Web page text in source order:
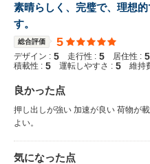
素晴らしく、完璧で、理想
す。
総合評価 5
デザイン : 5 走行性 : 5 居住性 : 5
積載性 : 5 運転しやすさ : 5 維持
良かった点
押し出しが強い 加速が良い 荷物が
よい。
気になった点